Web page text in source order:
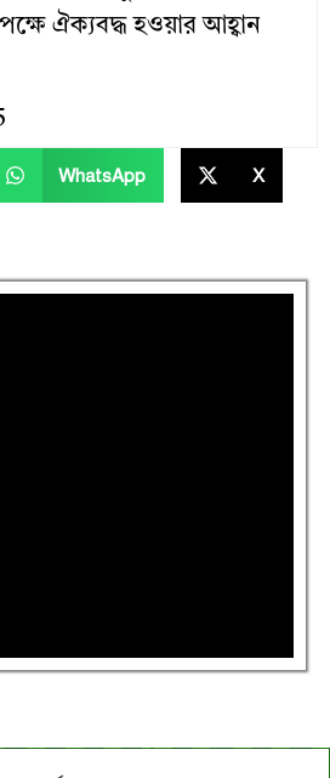
ঐক্যবদ্ধ হওয়ার আহ্বান
WhatsApp X